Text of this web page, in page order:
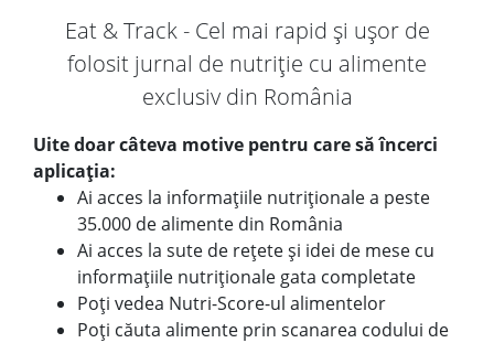
Eat & Track - Cel mai rapid și ușor de
folosit jurnal de nutriție cu alimente
exclusiv din România
Uite doar câteva motive pentru care să încerci
aplicația:
Ai acces la informațiile nutriționale a peste
35.000 de alimente din România
Ai acces la sute de rețete și idei de mese cu
informațiile nutriționale gata completate
Poți vedea Nutri-Score-ul alimentelor
Poți căuta alimente prin scanarea codului de